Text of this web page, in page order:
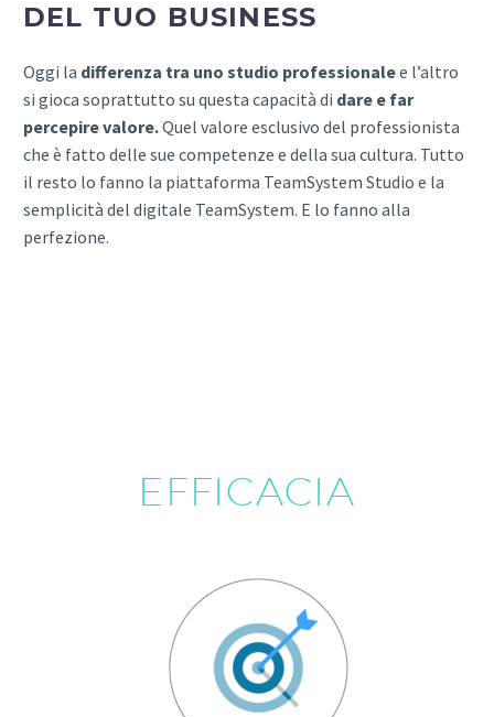
DEL TUO BUSINESS
Oggi la differenza tra uno studio professionalee l’altro
si gioca soprattutto su questa capacità di dare e far
percepire valore.Quel valore esclusivo del professionista
che è fatto delle sue competenze e della sua cultura. Tutto
il resto lo fanno la piattaforma TeamSystem Studio e la
semplicità del digitale TeamSystem. E lo fanno alla
perfezione.
EFFICACIA